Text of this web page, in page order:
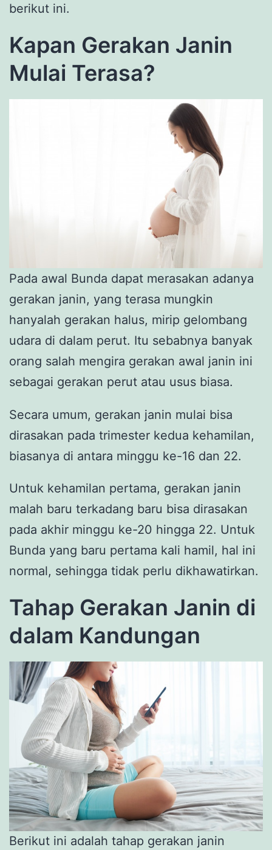
berikut ini.
Kapan Gerakan Janin
Mulai Terasa?
Pada awal Bunda dapat merasakan adanya
gerakan janin, yang terasa mungkin
hanyalah gerakan halus, mirip gelombang
udara di dalam perut. Itu sebabnya banyak
orang salah mengira gerakan awal janin ini
sebagai gerakan perut atau usus biasa.
Secara umum, gerakan janin mulai bisa
dirasakan pada trimester kedua kehamilan,
biasanya di antara minggu ke-16 dan 22.
Untuk kehamilan pertama, gerakan janin
malah baru terkadang baru bisa dirasakan
pada akhir minggu ke-20 hingga 22. Untuk
Bunda yang baru pertama kali hamil, hal ini
normal, sehingga tidak perlu dikhawatirkan.
Tahap Gerakan Janin di
dalam Kandungan
Berikut ini adalah tahap gerakan janin